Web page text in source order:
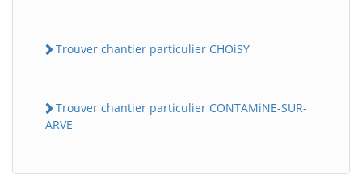
Trouver chantier particulier CHOiSY
Trouver chantier particulier CONTAMiNE-SUR-
ARVE